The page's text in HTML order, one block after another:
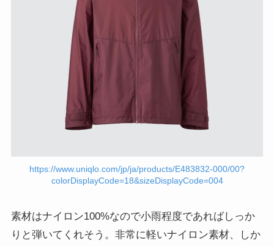
https://www.uniqlo.com/jp/ja/products/E483832-000/00?
colorDisplayCode=18&sizeDisplayCode=004
素材はナイロン100%なので小雨程度であればしっか
りと弾いてくれそう。非常に軽いナイロン素材、しか